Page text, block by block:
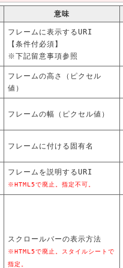
意味
フレームに表示するURI
【条件付必須】
※下記留意事項参照
フレームの高さ（ピクセル
値）
フレームの幅（ピクセル値）
フレームに付ける固有名
フレームを説明するURI
※HTML5で廃止。指定不可。
スクロールバーの表示方法
※HTML5で廃止。スタイルシートで
指定。